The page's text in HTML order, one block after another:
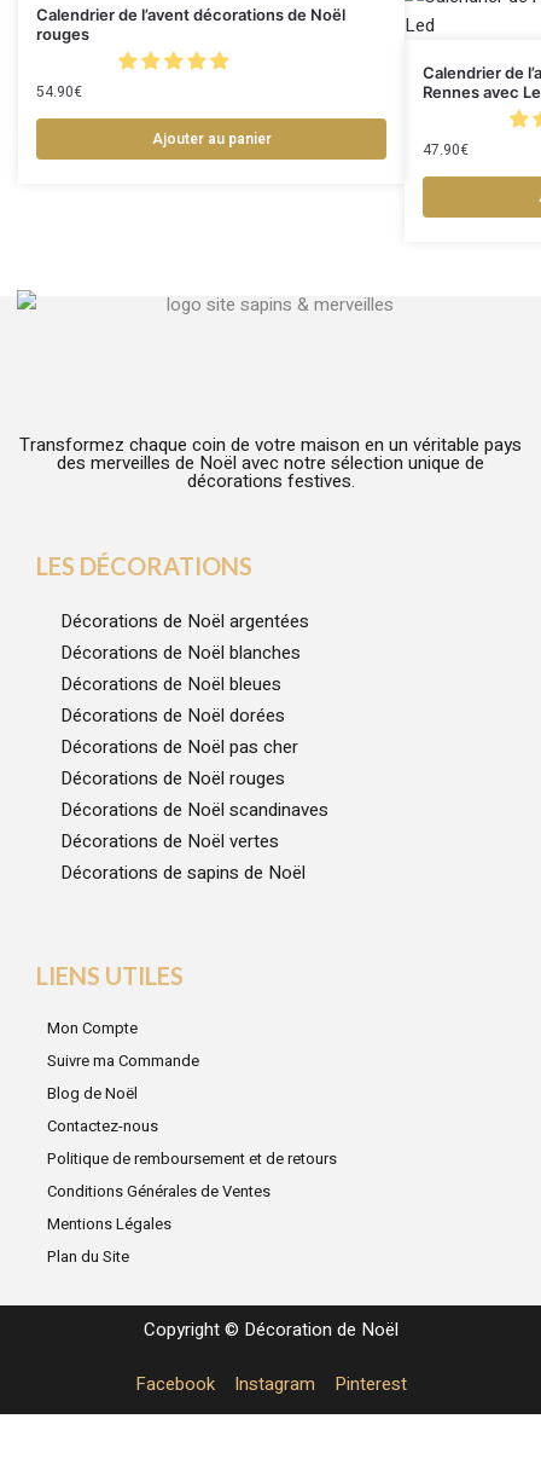
Calendrier de l’avent décorations de Noël
rouges
54.90€
Ajouter au panier
Calendrier de
Rennes avec
47.90€
Transformez chaque coin de votre maison en un véritable pays
des merveilles de Noël avec notre sélection unique de
décorations festives.
LES DÉCORATIONS
Décorations de Noël argentées
Décorations de Noël blanches
Décorations de Noël bleues
Décorations de Noël dorées
Décorations de Noël pas cher
Décorations de Noël rouges
Décorations de Noël scandinaves
Décorations de Noël vertes
Décorations de sapins de Noël
LIENS UTILES
Mon Compte
Suivre ma Commande
Blog de Noël
Contactez-nous
Politique de remboursement et de retours
Conditions Générales de Ventes
Mentions Légales
Plan du Site
Copyright © Décoration de Noël
Facebook Instagram Pinterest